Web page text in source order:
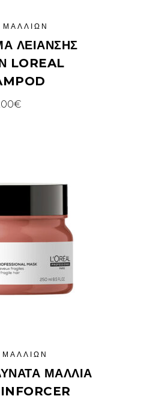
ΛΕΊΑΝΣΗΣ
LOREAL
€
ΜΑΛΛΙΆ